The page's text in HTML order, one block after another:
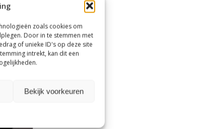
zoals cookies om
Door in te stemmen met
of unieke ID's op deze site
intrekt, kan dit een
Bekijk voorkeuren